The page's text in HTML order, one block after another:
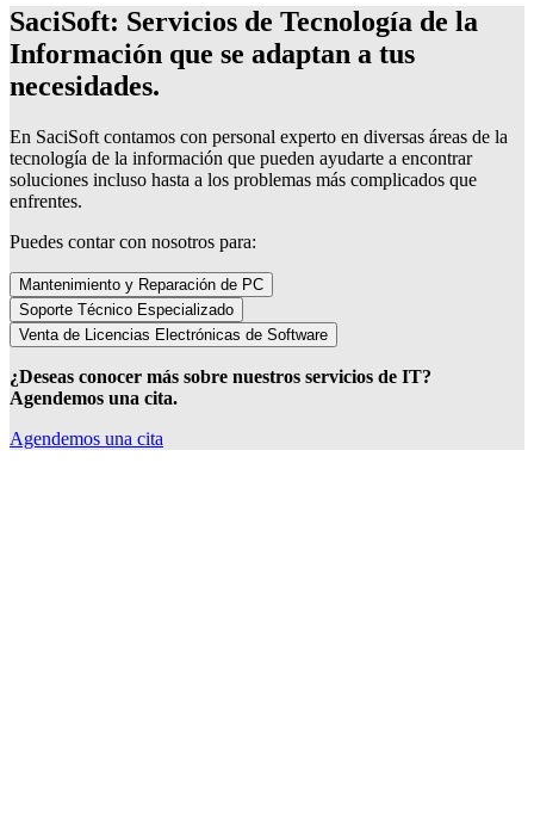
SaciSoft: Servicios de Tecnología de la
Información que se adaptan a tus
necesidades.
En SaciSoft contamos con personal experto en diversas áreas de la
tecnología de la información que pueden ayudarte a encontrar
soluciones incluso hasta a los problemas más complicados que
enfrentes.
Puedes contar con nosotros para:
Mantenimiento y Reparación de PC
Soporte Técnico Especializado
Venta de Licencias Electrónicas de Software
¿Deseas conocer más sobre nuestros servicios de IT?
Agendemos una cita.
Agendemos una cita